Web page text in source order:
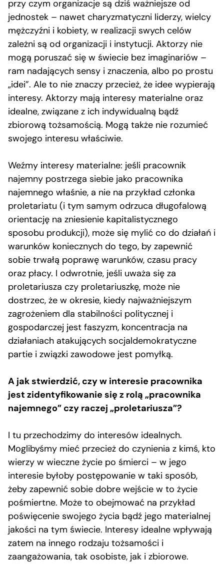
przy czym organizacje są dziś ważniejsze od
jednostek – nawet charyzmatyczni liderzy, wielcy
mężczyźni i kobiety, w realizacji swych celów
zależni są od organizacji i instytucji. Aktorzy nie
mogą poruszać się w świecie bez imaginariów –
ram nadających sensy i znaczenia, albo po prostu
„idei”. Ale to nie znaczy przecież, że idee wypierają
interesy. Aktorzy mają interesy materialne oraz
idealne, związane z ich indywidualną bądź
zbiorową tożsamością. Mogą także nie rozumieć
swojego interesu właściwie.
Weźmy interesy materialne: jeśli pracownik
najemny postrzega siebie jako pracownika
najemnego właśnie, a nie na przykład członka
proletariatu (i tym samym odrzuca długofalową
orientację na zniesienie kapitalistycznego
sposobu produkcji), może się mylić co do działań i
warunków koniecznych do tego, by zapewnić
sobie trwałą poprawę warunków, czasu pracy
oraz płacy. I odwrotnie, jeśli uważa się za
proletariusza czy proletariuszkę, może nie
dostrzec, że w okresie, kiedy najważniejszym
zagrożeniem dla stabilności politycznej i
gospodarczej jest faszyzm, koncentracja na
działaniach atakujących socjaldemokratyczne
partie i związki zawodowe jest pomyłką.
A jak stwierdzić, czy w interesie pracownika
jest zidentyfikowanie się z rolą „pracownika
najemnego” czy raczej „proletariusza”?
I tu przechodzimy do interesów idealnych.
Moglibyśmy mieć przecież do czynienia z kimś, kto
wierzy w wieczne życie po śmierci – w jego
interesie byłoby postępowanie w taki sposób,
żeby zapewnić sobie dobre wejście w to życie
pośmiertne. Może to obejmować na przykład
poświęcenie swojego życia bądź jego materialnej
jakości na tym świecie. Interesy idealne wpływają
zatem na innego rodzaju tożsamości i
zaangażowania, tak osobiste, jak i zbiorowe.